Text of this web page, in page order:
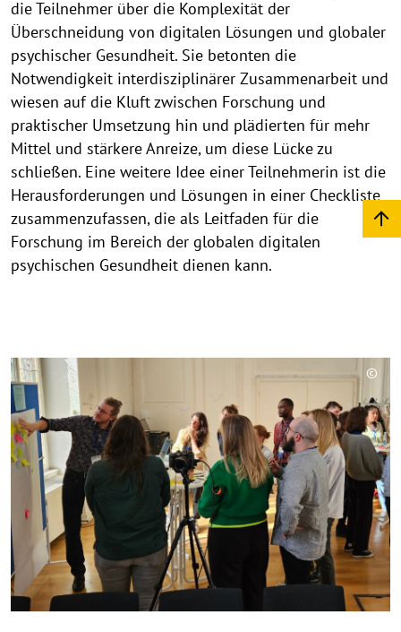
die Teilnehmer über die Komplexität der
Überschneidung von digitalen Lösungen und globaler
psychischer Gesundheit. Sie betonten die
Notwendigkeit interdisziplinärer Zusammenarbeit und
wiesen auf die Kluft zwischen Forschung und
praktischer Umsetzung hin und plädierten für mehr
Mittel und stärkere Anreize, um diese Lücke zu
schließen. Eine weitere Idee einer Teilnehmerin ist die
Herausforderungen und Lösungen in einer Checkliste
zusammenzufassen, die als Leitfaden für die
Forschung im Bereich der globalen digitalen
psychischen Gesundheit dienen kann.
©
C
o
p
y
r
i
g
h
t
h
i